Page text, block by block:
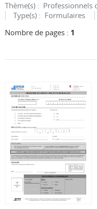
Thème(s) :
Type(s) : Formulaires
Nombre de pages : 1